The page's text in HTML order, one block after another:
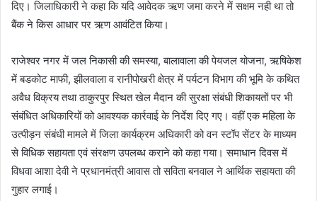
दिए। जिलाधिकारी ने कहा कि यदि आवेदक ऋण जमा करने में सक्षम नही था तो
बैंक ने किस आधार पर ऋण आवंटित किया।
राजेश्वर नगर में जल निकासी की समस्या, बालावाला की पेयजल योजना, ऋषिकेश
में बडकोट माफी, झीलवाला व रानीपोखरी क्षेत्र में पर्यटन विभाग की भूमि के कथित
अवैध विक्रय तथा ठाकुरपुर स्थित खेल मैदान की सुरक्षा संबंधी शिकायतों पर भी
संबंधित अधिकारियों को आवश्यक कार्रवाई के निर्देश दिए गए। वहीं एक महिला के
उत्पीड़न संबंधी मामले में जिला कार्यक्रम अधिकारी को वन स्टॉप सेंटर के माध्यम
से विधिक सहायता एवं संरक्षण उपलब्ध कराने को कहा गया। समाधान दिवस में
विधवा आशा देवी ने प्रधानमंत्री आवास तो सविता बनवाल ने आर्थिक सहायता की
गुहार लगाई।